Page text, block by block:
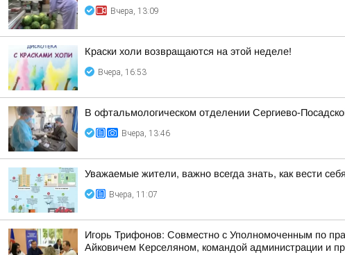
Вчера, 13:09
Краски холи возвращаются на этой неделе!
Вчера, 16:53
В офтальмологическом отделении Сергиево-
Вчера, 13:46
Уважаемые жители, важно всегда знать, как вести
Вчера, 11:07
Игорь Трифонов: Совместно с Уполномоченным по
Айковичем Керселяном, командой администрации и